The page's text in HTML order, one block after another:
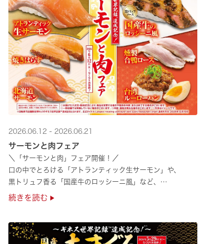
2026.06.12 - 2026.06.21
サーモンと肉フェア
＼「サーモンと肉」フェア開催！／
口の中でとろける「アトランティック生サーモン」や、
黒トリュフ香る「国産牛のロッシーニ風」など、
圧倒的な贅沢感をぜひ店舗でご堪能ください🍣
続きを読む